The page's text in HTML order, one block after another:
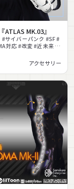
ATLAS MK.03』
#サイバーパンク #SF #
対応 #改変 #近未来 #
アクセサリー